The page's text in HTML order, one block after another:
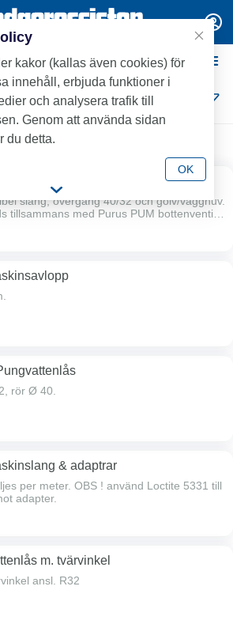
(122)
slang, övergång 40/32 och golv/vägghuv.
tillsammans med Purus PUM bottenventil
rör Ø 40.
& adaptrar
per meter. OBS ! använd Loctite 5331 till
adapter.
m. tvärvinkel
ansl. R32
kakor (kallas även cookies) för
innehåll, erbjuda funktioner i
och analysera trafik till
Genom att använda sidan
du detta.
OK